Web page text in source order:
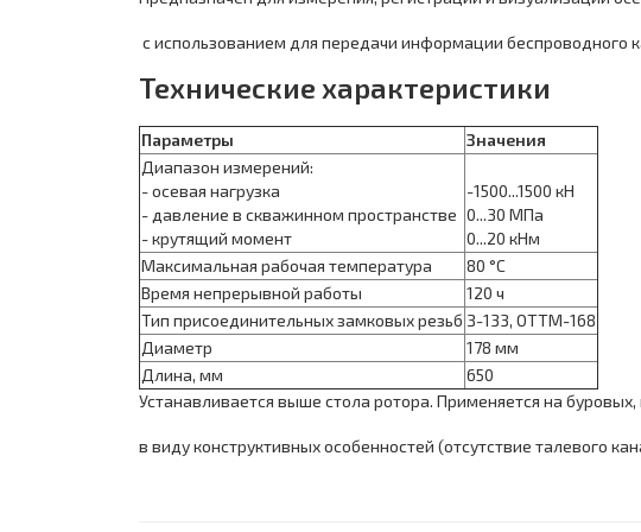
с использованием для передачи информации беспроводного
Технические характеристики
Параметры
Значения
Диапазон измерений:
- осевая нагрузка
- давление в скважинном пространстве
- крутящий момент
-1500...1500 кН
0...30 МПа
0...20 кНм
Максимальная рабочая температура
80 °С
Время непрерывной работы
120 ч
Тип присоединительных замковых резьб З-133, ОТТМ-168
Диаметр
178 мм
Длина, мм
650
Устанавливается выше стола ротора. Применяется на
в виду конструктивных особенностей (отсутствие талевого